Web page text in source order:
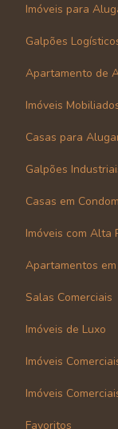
Imóveis para
Galpões
Apartamento de
Imóveis
Casas para
Galpões
Casas em
Imóveis com Alta
Apartamentos
Salas Comerciais
Imóveis de Luxo
Imóveis
Imóveis
Favoritos